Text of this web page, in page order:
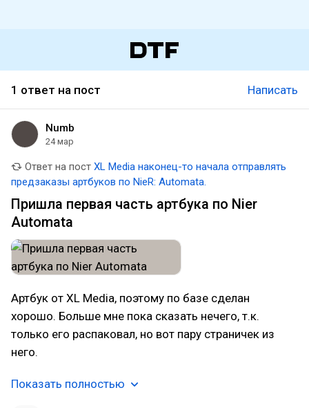
1 ответ на пост Написать
Numb
24 мар
Ответ на пост XL Media наконец-то начала отправлять
предзаказы артбуков по NieR: Automata.
Пришла первая часть артбука по Nier
Automata
Артбук от XL Media, поэтому по базе сделан
хорошо. Больше мне пока сказать нечего, т.к.
только его распаковал, но вот пару страничек из
него.
Показать полностью